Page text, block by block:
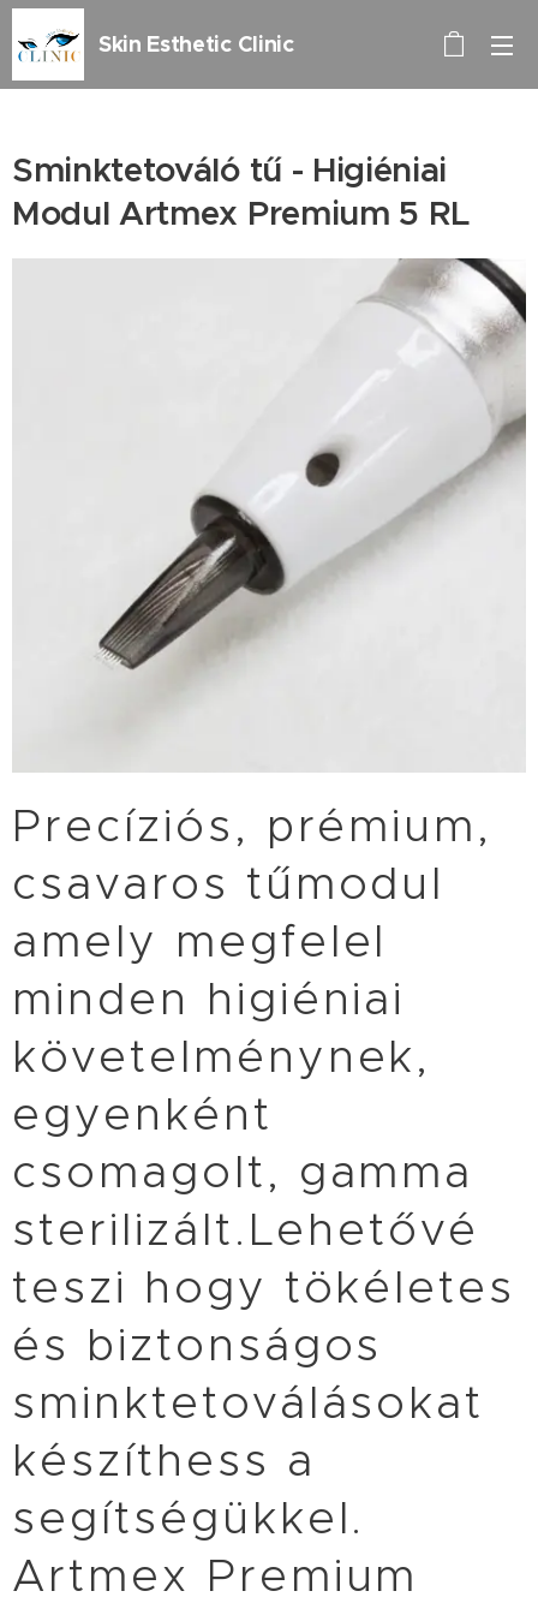
Skin Esthetic Clinic
Sminktetováló tű - Higiéniai
Modul Artmex Premium 5 RL
Precíziós, prémium,
csavaros tűmodul
amely megfelel
minden higiéniai
követelménynek,
egyenként
csomagolt, gamma
sterilizált.Lehetővé
teszi hogy tökéletes
és biztonságos
sminktetoválásokat
készíthess a
segítségükkel.
Artmex Premium